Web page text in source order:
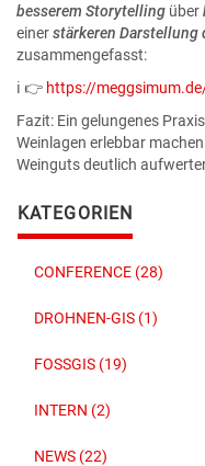
besserem Storytelling über
einerstärkeren Darstellung
zusammengefasst:
ℹ️ 👉 https://
Fazit: Ein gelungenes
Weinlagen erlebbar
Weinguts deutlich
KATEGORIEN
CONFERENCE (28)
DROHNEN-GIS (1)
FOSSGIS (19)
INTERN (2)
NEWS (22)